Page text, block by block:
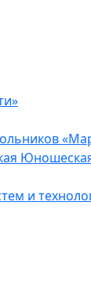
и